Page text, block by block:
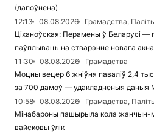
(дапоўнена)
12:13
08.08.2026
Грамадства,
Ціханоўская: Перамены ў Беларусі
паўплываць на стварэнне новага
11:30
08.08.2026
Грамадства
Моцны вецер 6 жніўня паваліў 2,4
за 700 дамоў — удакладненыя даныя
10:58
08.08.2026
Грамадства,
Мінабароны пашырыла кола жанчын-
вайсковы ўлік